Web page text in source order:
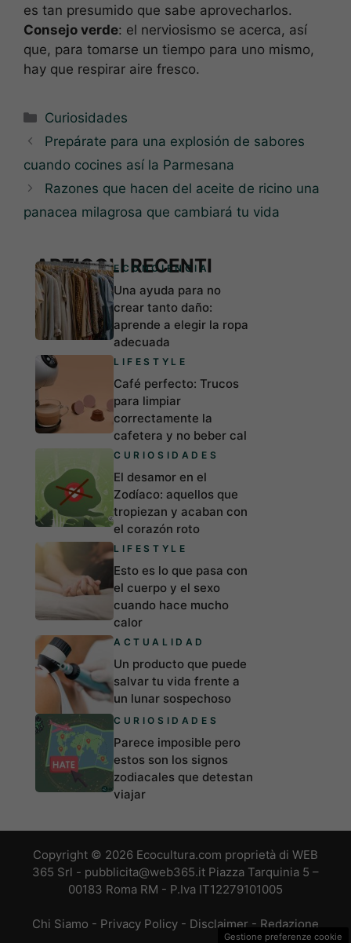
es tan presumido que sabe aprovecharlos.
Consejo verde: el nerviosismo se acerca, así
que, para tomarse un tiempo para uno mismo,
hay que respirar aire fresco.
Categorías
Curiosidades
Prepárate para una explosión de sabores
cuando cocines así la Parmesana
Razones que hacen del aceite de ricino una
panacea milagrosa que cambiará tu vida
ARTICOLI RECENTI
ECONCIENCIA
Una ayuda para no
crear tanto daño:
aprende a elegir la ropa
adecuada
LIFESTYLE
Café perfecto: Trucos
para limpiar
correctamente la
cafetera y no beber cal
CURIOSIDADES
El desamor en el
Zodíaco: aquellos que
tropiezan y acaban con
el corazón roto
LIFESTYLE
Esto es lo que pasa con
el cuerpo y el sexo
cuando hace mucho
calor
ACTUALIDAD
Un producto que puede
salvar tu vida frente a
un lunar sospechoso
CURIOSIDADES
Parece imposible pero
estos son los signos
zodiacales que detestan
viajar
Copyright © 2026 Ecocultura.com proprietà di WEB
365 Srl - pubblicita@web365.it Piazza Tarquinia 5 –
00183 Roma RM - P.Iva IT12279101005
Chi Siamo - Privacy Policy - Disclaimer - Redazione
Gestione preferenze cookie